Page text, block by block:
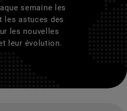
semaine les
les astuces des
les nouvelles
leur évolution.